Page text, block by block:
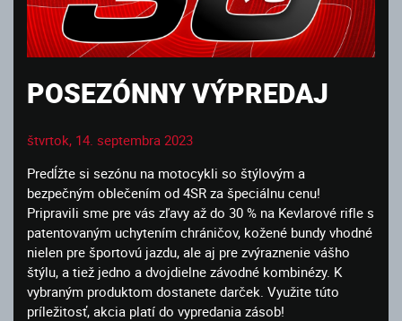
POSEZÓNNY VÝPREDAJ
štvrtok, 14. septembra 2023
Predĺžte si sezónu na motocykli so štýlovým a
bezpečným oblečením od 4SR za špeciálnu cenu!
Pripravili sme pre vás zľavy až do 30 % na Kevlarové rifle s
patentovaným uchytením chráničov, kožené bundy vhodné
nielen pre športovú jazdu, ale aj pre zvýraznenie vášho
štýlu, a tiež jedno a dvojdielne závodné kombinézy. K
vybraným produktom dostanete darček. Využite túto
príležitosť, akcia platí do vypredania zásob!